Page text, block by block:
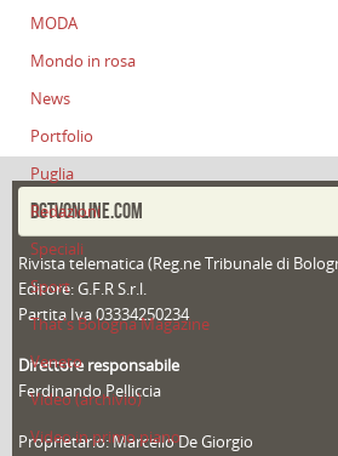
MODA
Mondo in rosa
News
Portfolio
Puglia
Redazioni
Speciali
Sport
That's Bologna Magazine
Veneto
Video (archivio)
Video in primo piano
DGTVONLINE.COM
Rivista telematica (Reg.ne Tribunale di
Editore: G.F.R S.r.l.
Partita Iva 03334250234
Direttore responsabile
Ferdinando Pelliccia
Proprietario: Marcello De Giorgio